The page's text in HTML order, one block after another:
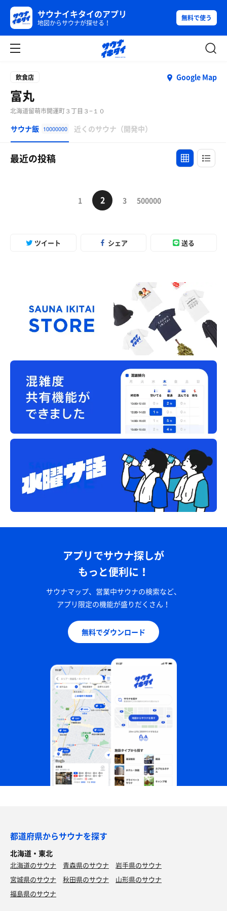
サウナイキタイのアプリ
地図からサウナが探せる！
無料で使う
飲食店 Google Map
富丸
北海道留萌市開運町３丁目３−１０
サウナ飯 10000000 近くのサウナ（開発中）
最近の投稿
1 2 3 500000
ツイート シェア 送る
アプリでサウナ探しが
もっと便利に！
サウナマップ、営業中サウナの検索など、
アプリ限定の機能が盛りだくさん！
無料でダウンロード
都道府県からサウナを探す
北海道・東北
北海道のサウナ 青森県のサウナ
岩手県のサウナ
宮城県のサウナ
秋田県のサウナ
山形県のサウナ
福島県のサウナ